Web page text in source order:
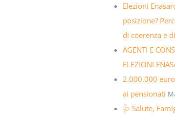
Elezioni
posizione?
di coerenza e
AGENTI E
ELEZIONI
2.000.000
ai pensionati
🩺 Salute,